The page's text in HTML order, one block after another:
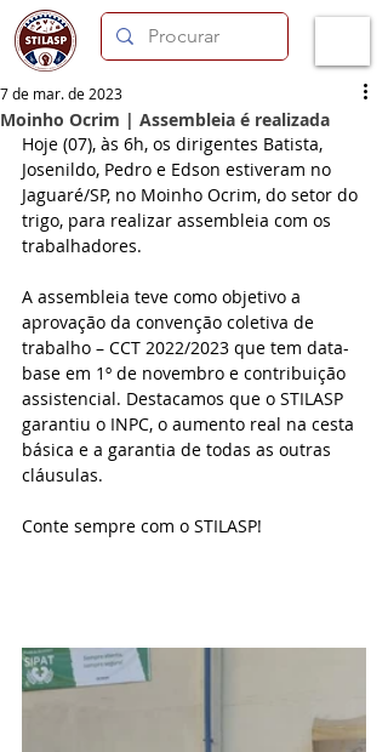
Moinho Ocrim | Assembleia é realizada
7 de mar. de 2023
Hoje (07), às 6h, os dirigentes Batista,
Josenildo, Pedro e Edson estiveram no
Jaguaré/SP, no Moinho Ocrim, do setor do
trigo, para realizar assembleia com os
trabalhadores.
A assembleia teve como objetivo a
aprovação da convenção coletiva de
trabalho – CCT 2022/2023 que tem data-
base em 1º de novembro e contribuição
assistencial. Destacamos que o STILASP
garantiu o INPC, o aumento real na cesta
básica e a garantia de todas as outras
cláusulas.
Conte sempre com o STILASP!